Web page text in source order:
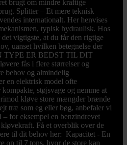
brugt om mindre kraftige
Splitter – Et mere teknisk
internationalt. Her henvises
typisk hydraulisk. Hos
vigtigste, at du får den rigtige
uanset hvilken betegnelse der
TYPE ER BEDST TIL DIT
fås i flere størrelser og
behov og almindelig
en elektrisk model ofte
støjsvage og nemme at
kløve store mængder brænde
træ som eg eller bøg, anbefaler vi
– for eksempel en benzindrevet
Få et overblik over de
til dit behov her: Kapacitet - En
op til 7 tons, hvor de store kan